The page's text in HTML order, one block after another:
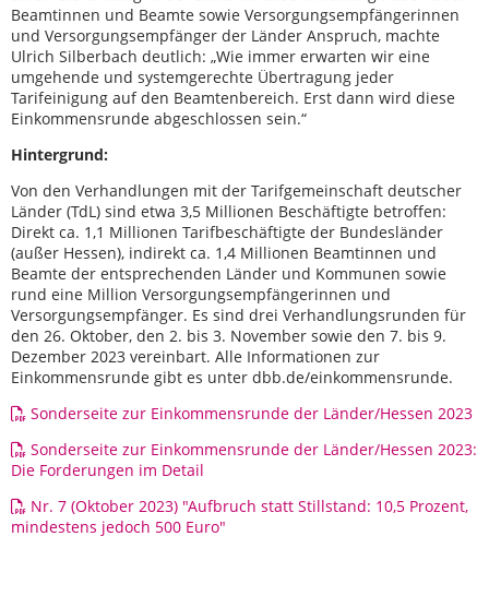
Beamtinnen und Beamte sowie Versorgungsempfängerinnen
und Versorgungsempfänger der Länder Anspruch, machte
Ulrich Silberbach deutlich: „Wie immer erwarten wir eine
umgehende und systemgerechte Übertragung jeder
Tarifeinigung auf den Beamtenbereich. Erst dann wird diese
Einkommensrunde abgeschlossen sein.“
Hintergrund:
Von den Verhandlungen mit der Tarifgemeinschaft deutscher
Länder (TdL) sind etwa 3,5 Millionen Beschäftigte betroffen:
Direkt ca. 1,1 Millionen Tarifbeschäftigte der Bundesländer
(außer Hessen), indirekt ca. 1,4 Millionen Beamtinnen und
Beamte der entsprechenden Länder und Kommunen sowie
rund eine Million Versorgungsempfängerinnen und
Versorgungsempfänger. Es sind drei Verhandlungsrunden für
den 26. Oktober, den 2. bis 3. November sowie den 7. bis 9.
Dezember 2023 vereinbart. Alle Informationen zur
Einkommensrunde gibt es unter dbb.de/einkommensrunde.
Sonderseite zur Einkommensrunde der Länder/Hessen 2023
Sonderseite zur Einkommensrunde der Länder/Hessen 2023:
Die Forderungen im Detail
Nr. 7 (Oktober 2023) "Aufbruch statt Stillstand: 10,5 Prozent,
mindestens jedoch 500 Euro"